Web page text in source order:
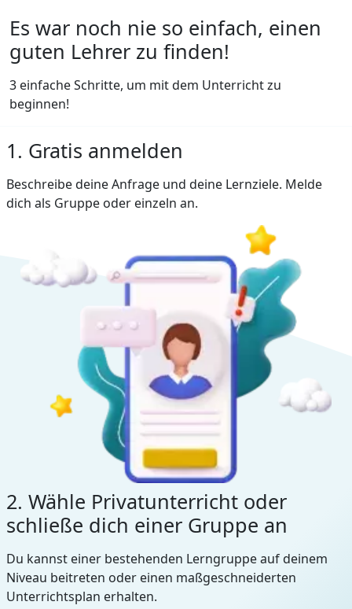
Es war noch nie so einfach, einen
guten Lehrer zu finden!
3 einfache Schritte, um mit dem Unterricht zu
beginnen!
1. Gratis anmelden
Beschreibe deine Anfrage und deine Lernziele. Melde
dich als Gruppe oder einzeln an.
2. Wähle Privatunterricht oder
schließe dich einer Gruppe an
Du kannst einer bestehenden Lerngruppe auf deinem
Niveau beitreten oder einen maßgeschneiderten
Unterrichtsplan erhalten.